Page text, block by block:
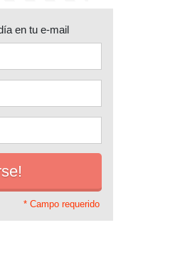
en tu e-mail
* Campo requerido